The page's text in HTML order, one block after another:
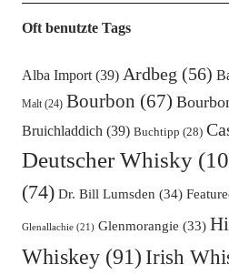
Oft benutzte Tags
Alba Import(39) Ardbeg (56)
Malt(24) Bourbon (67)
Bruichladdich(39) Buchtipp (28)
Deutscher Whisky
(74) Dr. Bill Lumsden (34)
Glenallachie(21) Glenmorangie (33)
Whiskey(91) Irish